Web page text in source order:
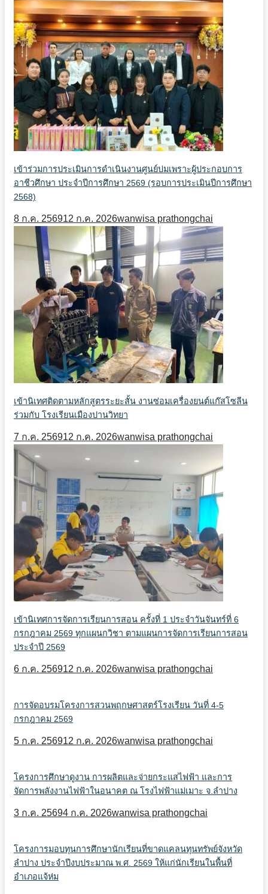
เข้าร่วมการประเมินการดำเนินงานศูนย์บ่มเพราะผู้ประกอบการ
อาชีวศึกษา ประจำปีการศึกษา 2569 (รอบการประเมินปีการศึกษา
2568)
8 ก.ค. 256912 ก.ค. 2026wanwisa prathongchai
เข้านิเทศติดตามหลักสูตรระยะสั้น งานซ่อมเครื่องยนต์แก๊สโซลีน
ร่วมกับ โรงเรียนเมืองปานวิทยา
7 ก.ค. 256912 ก.ค. 2026wanwisa prathongchai
เข้านิเทศการจัดการเรียนการสอน ครั้งที่ 1 ประจำวันจันทร์ที่ 6
กรกฎาคม 2569 ทุกแผนกวิชา ตามแผนการจัดการเรียนการสอน
ประจำปี 2569
6 ก.ค. 256912 ก.ค. 2026wanwisa prathongchai
การจัดอบรมโครงการสวนพฤกษศาสตร์โรงเรียน วันที่ 4-5
กรกฎาคม 2569
5 ก.ค. 256912 ก.ค. 2026wanwisa prathongchai
โครงการศึกษาดูงาน การผลิตและจ่ายกระแสไฟฟ้า และการ
จัดการพลังงานไฟฟ้าในอนาคต ณ โรงไฟฟ้าแม่เมาะ จ.ลำปาง
3 ก.ค. 25694 ก.ค. 2026wanwisa prathongchai
โครงการมอบทุนการศึกษานักเรียนที่ขาดแคลนทุนทรัพย์จังหวัด
ลำปาง ประจำปีงบประมาณ พ.ศ. 2569 ให้แก่นักเรียนในพื้นที่
อำเภอแจ้ห่ม